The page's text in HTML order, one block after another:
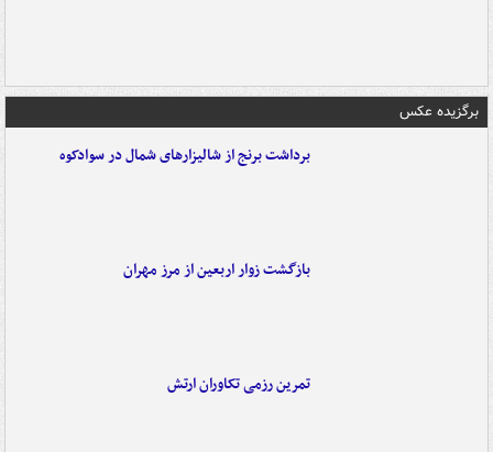
برگزیده عکس
برداشت برنج از شالیزارهای شمال در سوادکوه
بازگشت زوار اربعین از مرز مهران
تمرین رزمی تکاوران ارتش